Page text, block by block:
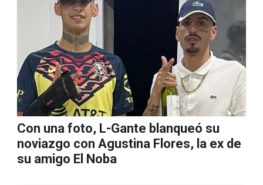
Con una foto, L-Gante blanqueó su
noviazgo con Agustina Flores, la ex de
su amigo El Noba